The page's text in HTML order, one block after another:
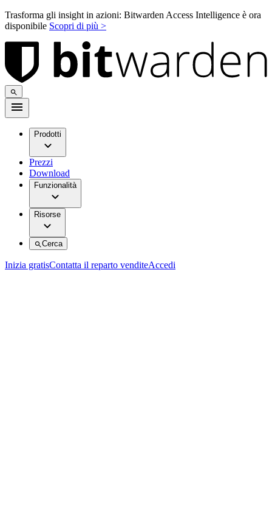
Trasforma gli insight in azioni: Bitwarden Access Intelligence è ora
disponibile Scopri di più >
Prodotti
Prezzi
Download
Funzionalità
Risorse
Cerca
Inizia gratisContatta il reparto venditeAccedi